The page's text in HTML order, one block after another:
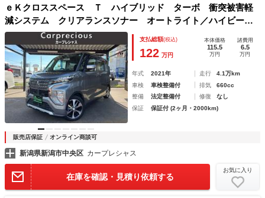
ｅＫクロススペース Ｔ ハイブリッド ターボ 衝突被害軽
減システム クリアランスソナー オートライト／ハイビー
ム ＬＥＤヘッドライト バックカメラ ＥＴＣ 社外メモリ
ーナビ Ｂｌｕｅｔｏｏｔｈ接続 オートエアコン
支払総額(税込)
122 万円
本体価格
115.5
万円
諸費用
6.5
万円
年式 2021年 走行
4.1万km
車検
車検整備付 排気
660cc
整備
法定整備付 修復
なし
保証
保証付 (2ヶ月・2000km)
販売店保証 オンライン商談可
新潟県新潟市中央区 カープレシャス
在庫を確認・見積り依頼する
お気に入り